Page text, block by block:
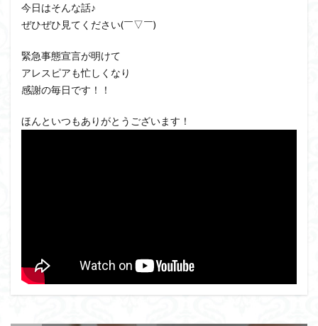
今日はそんな話♪
ぜひぜひ見てください(￣▽￣)
緊急事態宣言が明けて
アレスピアも忙しくなり
感謝の毎日です！！
ほんといつもありがとうございます！